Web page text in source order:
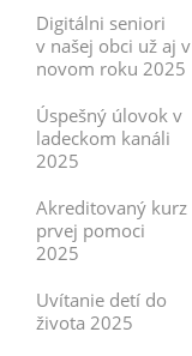
Digitálni seniori
v našej obci už aj v
novom roku 2025
Úspešný úlovok v
ladeckom kanáli
2025
Akreditovaný kurz
prvej pomoci
2025
Uvítanie detí do
života 2025